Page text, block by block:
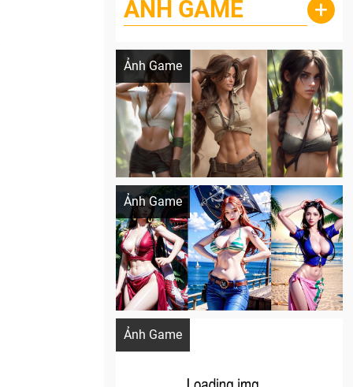
ẢNH GAME +
Ảnh Game
Lala Croft vừa nóng vừa xinh dưới nét vẽ
Ảnh Game
Khi AI Cosplay gái đẹp One Piece
Ảnh Game
Cosplay Xiangling siêu cute